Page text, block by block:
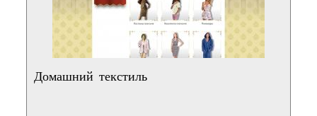
Домашний текстиль